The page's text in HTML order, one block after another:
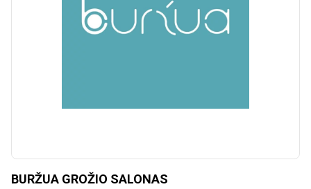
BURŽUA GROŽIO SALONAS